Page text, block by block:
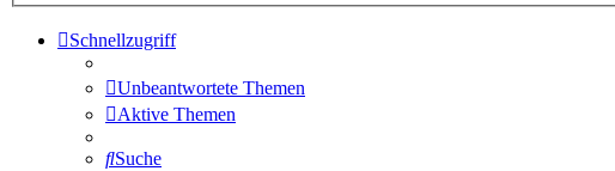
Schnellzugriff
Unbeantwortete Themen
Aktive Themen
Suche